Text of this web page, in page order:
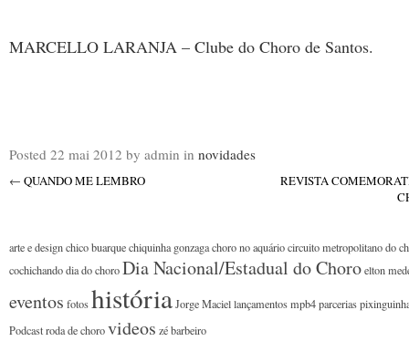
MARCELLO LARANJA – Clube do Choro de Santos.
Posted 22 mai 2012 by admin in novidades
← QUANDO ME LEMBRO
REVISTA
arte e designchico buarquechiquinha gonzagachoro no aquáriocircuito metropolitano do
cochichandodia do choroDia Nacional/Estadual do Choroelton
eventos fotoshistóriaJorge Maciellançamentosmpb4parcerias
Podcastroda de chorovideos zé barbeiro